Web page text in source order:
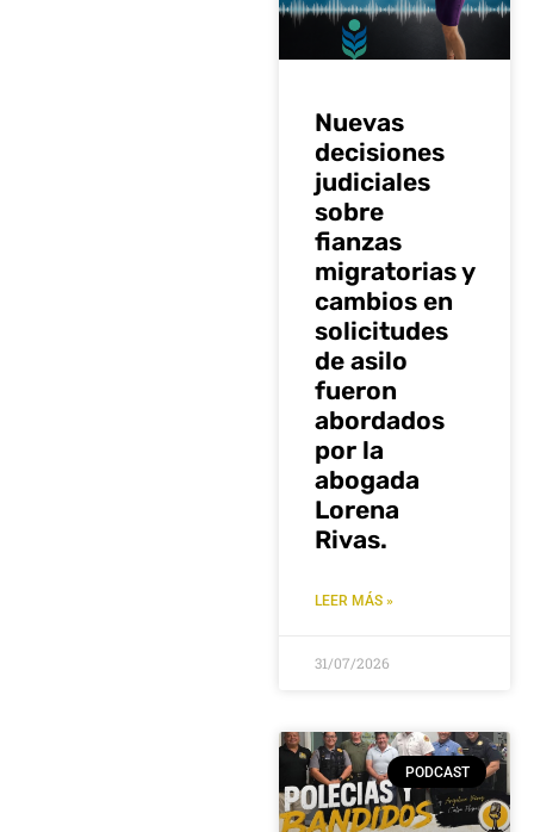
Nuevas
decisiones
judiciales
sobre
fianzas
migratorias y
cambios en
solicitudes
de asilo
fueron
abordados
por la
abogada
Lorena
Rivas.
LEER MÁS »
31/07/2026
PODCAST